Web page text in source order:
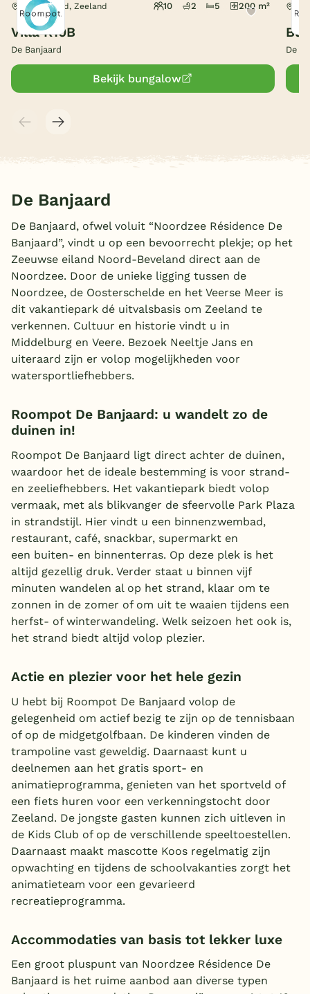
Kamperland, Zeeland 10 2 5 200 m²
Villa R10B
De Banjaard
Bekijk bungalow
De
De Banjaard
De Banjaard, ofwel voluit “Noordzee Résidence De
Banjaard”, vindt u op een bevoorrecht plekje; op het
Zeeuwse eiland Noord-Beveland direct aan de
Noordzee. Door de unieke ligging tussen de
Noordzee, de Oosterschelde en het Veerse Meer is
dit vakantiepark dé uitvalsbasis om Zeeland te
verkennen. Cultuur en historie vindt u in
Middelburg en Veere. Bezoek Neeltje Jans en
uiteraard zijn er volop mogelijkheden voor
watersportliefhebbers.
Roompot De Banjaard: u wandelt zo de
duinen in!
Roompot De Banjaard ligt direct achter de duinen,
waardoor het de ideale bestemming is voor strand-
en zeeliefhebbers. Het vakantiepark biedt volop
vermaak, met als blikvanger de sfeervolle Park Plaza
in strandstijl. Hier vindt u een binnenzwembad,
restaurant, café, snackbar, supermarkt en
een buiten- en binnenterras. Op deze plek is het
altijd gezellig druk. Verder staat u binnen vijf
minuten wandelen al op het strand, klaar om te
zonnen in de zomer of om uit te waaien tijdens een
herfst- of winterwandeling. Welk seizoen het ook is,
het strand biedt altijd volop plezier.
Actie en plezier voor het hele gezin
U hebt bij Roompot De Banjaard volop de
gelegenheid om actief bezig te zijn op de tennisbaan
of op de midgetgolfbaan. De kinderen vinden de
trampoline vast geweldig. Daarnaast kunt u
deelnemen aan het gratis sport- en
animatieprogramma, genieten van het sportveld of
een fiets huren voor een verkenningstocht door
Zeeland. De jongste gasten kunnen zich uitleven in
de Kids Club of op de verschillende speeltoestellen.
Daarnaast maakt mascotte Koos regelmatig zijn
opwachting en tijdens de schoolvakanties zorgt het
animatieteam voor een gevarieerd
recreatieprogramma.
Accommodaties van basis tot lekker luxe
Een groot pluspunt van Noordzee Résidence De
Banjaard is het ruime aanbod aan diverse typen